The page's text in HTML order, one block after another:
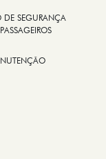
SEGURANÇA